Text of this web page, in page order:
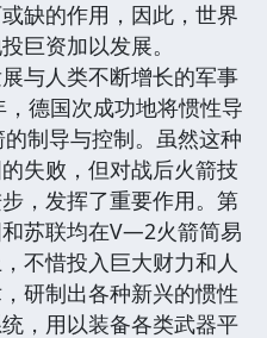
缺的作用，因此，世界
巨资加以发展。
人类不断增长的军事
德国次成功地将惯性导
制导与控制。虽然这种
失败，但对战后火箭技
，发挥了重要作用。第
苏联均在V—2火箭简易
不惜投入巨大财力和人
研制出各种新兴的惯性
，用以装备各类武器平